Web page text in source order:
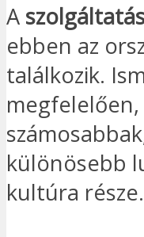
A
ebben az
találkozik.
megfelelően,
különösebb
kultúra része.